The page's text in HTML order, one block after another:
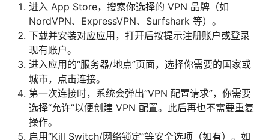
进入 App Store，搜索你选择的 VPN 品牌（如
NordVPN、ExpressVPN、Surfshark 等）。
下载并安装对应应用，打开后按提示注册账户或登录
现有账户。
进入应用的“服务器/地点”页面，选择你需要的国家或
城市，点击连接。
第一次连接时，系统会弹出“VPN 配置请求”，你需要
选择“允许”以便创建 VPN 配置。此后再也不需要重复
操作。
启用“Kill Switch/网络锁定”等安全选项（如有）。如